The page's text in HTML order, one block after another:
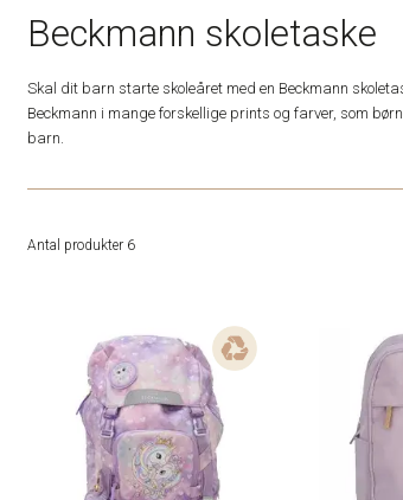
Beckmann skoletaske
Skal dit barn starte skoleåret med en Beckmann
Beckmann i mange forskellige prints og farver, som
barn.
Antal produkter 6